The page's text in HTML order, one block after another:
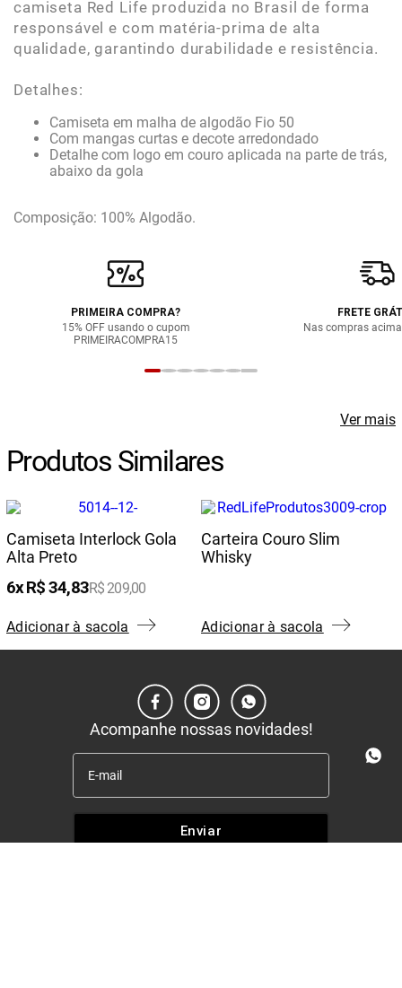
camiseta Red Life produzida no Brasil de forma
responsável e com matéria-prima de alta
qualidade, garantindo durabilidade e resistência.
Detalhes:
Camiseta em malha de algodão Fio 50
Com mangas curtas e decote arredondado
Detalhe com logo em couro aplicada na parte de trás,
abaixo da gola
Composição: 100% Algodão.
PRIMEIRA COMPRA?
15% OFF usando o cupom
PRIMEIRACOMPRA15
FRETE
Nas compras
Produtos Similares
Camiseta Interlock Gola
Alta Preto
6 R$34,83R$ 209,00
Adicionar à sacola
Carteira Couro Slim
Whisky
Adicionar à sacola
Ver mais
Acompanhe nossas novidades!
Enviar